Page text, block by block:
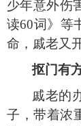
少年意外伤
读60词》等
命，戚老又
抠门有
戚老的
子，带着浓